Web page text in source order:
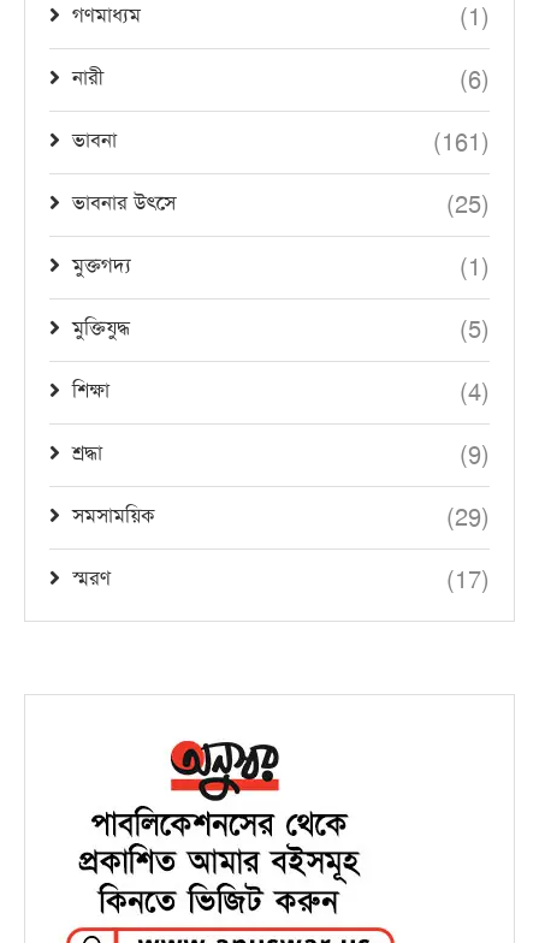
গণমাধ্যম (1)
নারী (6)
ভাবনা (161)
ভাবনার উৎসে (25)
মুক্তগদ্য (1)
মুক্তিযুদ্ধ (5)
শিক্ষা (4)
শ্রদ্ধা (9)
সমসাময়িক (29)
স্মরণ (17)